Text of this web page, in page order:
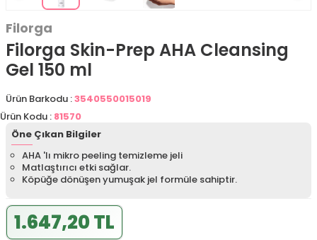
Filorga
Filorga Skin-Prep AHA Cleansing
Gel 150 ml
Ürün Barkodu :3540550015019
Ürün Kodu : 81570
Öne Çıkan Bilgiler
AHA 'lı mikro peeling temizleme jeli
Matlaştırıcı etki sağlar.
Köpüğe dönüşen yumuşak jel formüle sahiptir.
1.647,20 TL